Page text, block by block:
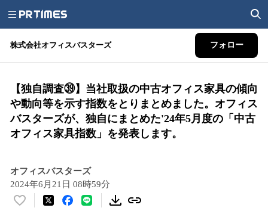
株式会社オフィスバスターズ フォロー
【独自調査㊴】当社取扱の中古オフィス家具の傾向
や動向等を示す指数をとりまとめました。オフィス
バスターズが、独自にまとめた'24年5月度の「中古
オフィス家具指数」を発表します。
オフィスバスターズ
2024年6月21日 08時59分
い